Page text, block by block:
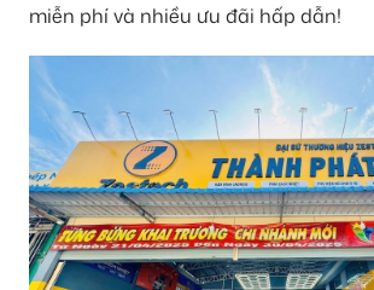
miễn phí và nhiều ưu đãi hấp dẫn!